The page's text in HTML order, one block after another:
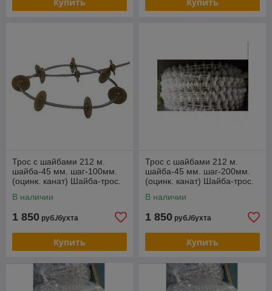
Трос с шайбами 212 м.
шайба-45 мм. шаг-100мм.
(оцинк. канат) Шайба-трос.
В наличии
1 850 руб./бухта
Купить
Трос с шайбами 212 м.
шайба-45 мм. шаг-200мм.
(оцинк. канат) Шайба-трос.
В наличии
1 850 руб./бухта
Купить